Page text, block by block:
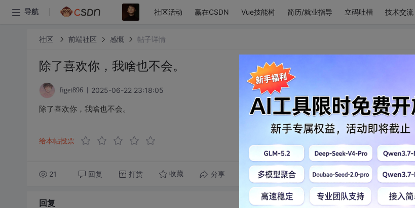
导航 社区活动 赢在CSDN Vue技能树 简历/就业指导 立码吐槽 技术交流
社区 前端社区 感慨 帖子详情
除了喜欢你，我啥也不会。
figet896 2025-06-22 23:18:05
除了喜欢你，我啥也不会。
给本帖投票
21 回复 打赏 收藏 分享 转发到动态 举报
回复